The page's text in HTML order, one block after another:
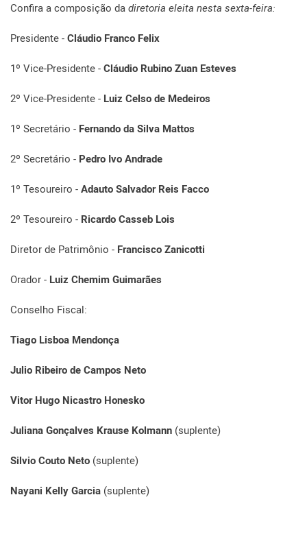
Confira a composição da diretoria eleita nesta sexta-feira:
Presidente - Cláudio Franco Felix
1º Vice-Presidente - Cláudio Rubino Zuan Esteves
2º Vice-Presidente - Luiz Celso de Medeiros
1º Secretário - Fernando da Silva Mattos
2º Secretário - Pedro Ivo Andrade
1º Tesoureiro - Adauto Salvador Reis Facco
2º Tesoureiro - Ricardo Casseb Lois
Diretor de Patrimônio - Francisco Zanicotti
Orador - Luiz Chemim Guimarães
Conselho Fiscal:
Tiago Lisboa Mendonça
Julio Ribeiro de Campos Neto
Vitor Hugo Nicastro Honesko
Juliana Gonçalves Krause Kolmann (suplente)
Silvio Couto Neto (suplente)
Nayani Kelly Garcia (suplente)